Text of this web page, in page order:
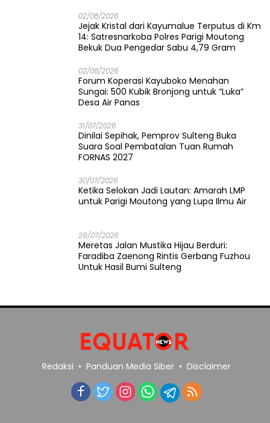
02/08/2026
Jejak Kristal dari Kayumalue Terputus di Km
14: Satresnarkoba Polres Parigi Moutong
Bekuk Dua Pengedar Sabu 4,79 Gram
02/08/2026
Forum Koperasi Kayuboko Menahan
Sungai: 500 Kubik Bronjong untuk “Luka”
Desa Air Panas
31/07/2026
Dinilai Sepihak, Pemprov Sulteng Buka
Suara Soal Pembatalan Tuan Rumah
FORNAS 2027
30/07/2026
Ketika Selokan Jadi Lautan: Amarah LMP
untuk Parigi Moutong yang Lupa Ilmu Air
29/07/2026
Meretas Jalan Mustika Hijau Berduri:
Faradiba Zaenong Rintis Gerbang Fuzhou
Untuk Hasil Bumi Sulteng
Redaksi Panduan Media Siber Disclaimer